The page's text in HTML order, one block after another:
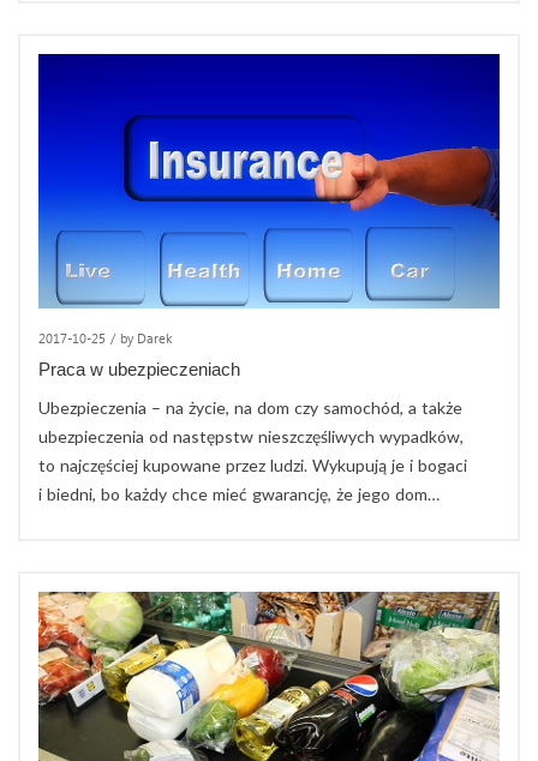
2017-10-25 / by Darek
Praca w ubezpieczeniach
Ubezpieczenia – na życie, na dom czy samochód, a także
ubezpieczenia od następstw nieszczęśliwych wypadków,
to najczęściej kupowane przez ludzi. Wykupują je i bogaci
i biedni, bo każdy chce mieć gwarancję, że jego dom…